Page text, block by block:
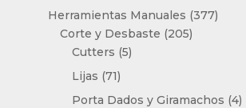
producto
Herramientas Manuales 377377
Corte y Desbaste 205205
Cutters 55
Lijas 7171
productos
Porta Dados y Giramachos 44